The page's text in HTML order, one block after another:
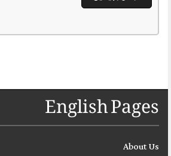
English Pages
About Us